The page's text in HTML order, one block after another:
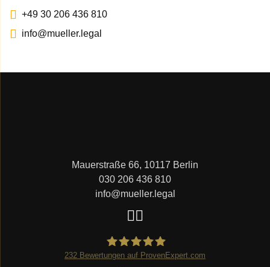
+49 30 206 436 810
info@mueller.legal
Mauerstraße 66, 10117 Berlin
030 206 436 810
info@mueller.legal
232 Bewertungen auf ProvenExpert.com